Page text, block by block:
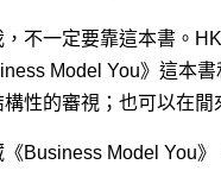
不一定要靠這本書。
Model You》這本
性的審視；也可以在閒
《Business Model You